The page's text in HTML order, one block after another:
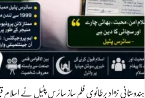
ہندوستانی نژاد برطانوی فلم ساز سائرس پٹیل نے اسلام